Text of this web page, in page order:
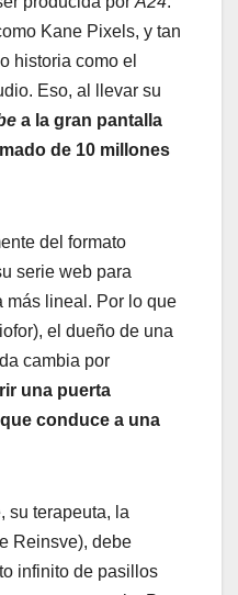
Kane Pixels, y tan
historia como el
Eso, al llevar su
a la gran pantalla
de 10 millones
del formato
serie web para
más lineal. Por lo que
el dueño de una
cambia por
una puerta
conduce a una
su terapeuta, la
Reinsve), debe
infinito de pasillos